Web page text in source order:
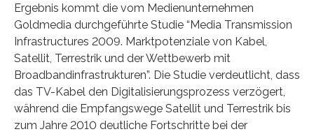
Ergebnis kommt die vom Medienunternehmen
Goldmedia durchgeführte Studie “Media Transmission
Infrastructures 2009. Marktpotenziale von Kabel,
Satellit, Terrestrik und der Wettbewerb mit
Broadbandinfrastrukturen”. Die Studie verdeutlicht, dass
das TV-Kabel den Digitalisierungsprozess verzögert,
während die Empfangswege Satellit und Terrestrik bis
zum Jahre 2010 deutliche Fortschritte bei der